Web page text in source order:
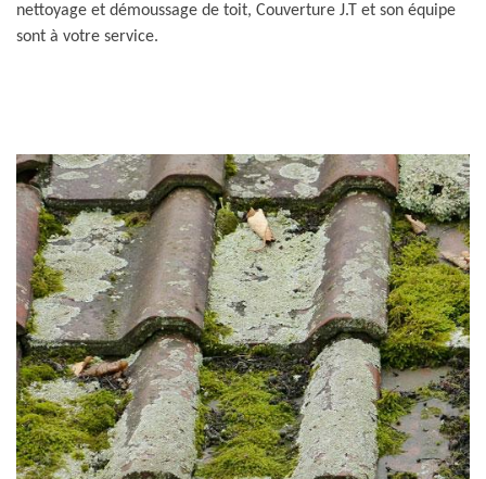
nettoyage et démoussage de toit, Couverture J.T et son équipe
sont à votre service.